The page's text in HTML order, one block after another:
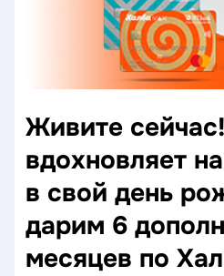
Живите
вдохновляет
в свой день
дарим 6
месяцев по